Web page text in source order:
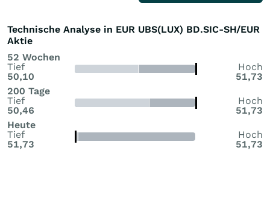
Technische Analyse in EUR UBS(LUX) BD.SIC-SH/EUR
Aktie
52 Wochen
Tief
50,10
Hoch
51,73
200 Tage
Tief
50,46
Hoch
51,73
Heute
Tief
51,73
Hoch
51,73